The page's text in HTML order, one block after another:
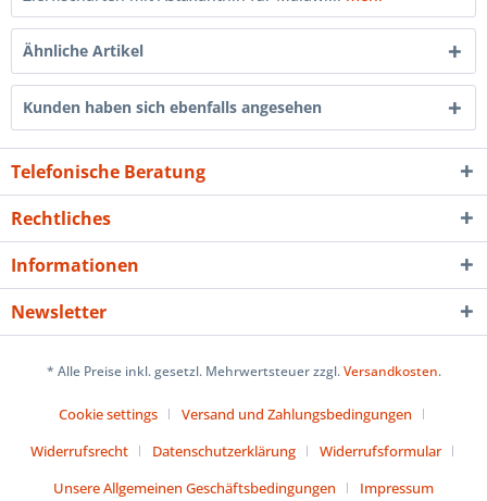
Ähnliche Artikel
Kunden haben sich ebenfalls angesehen
Telefonische Beratung
Rechtliches
Informationen
Newsletter
* Alle Preise inkl. gesetzl. Mehrwertsteuer zzgl.Versandkosten.
Cookie settings
Versand und Zahlungsbedingungen
Widerrufsrecht
Datenschutzerklärung
Widerrufsformular
Unsere Allgemeinen Geschäftsbedingungen
Impressum